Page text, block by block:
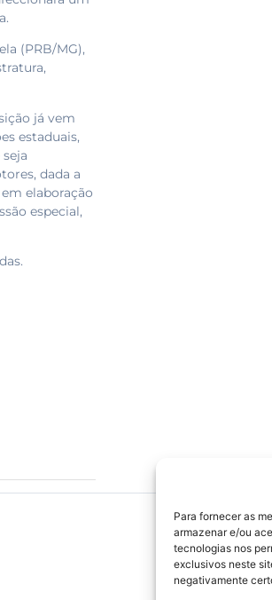
Para fornecer as
armazenar e/ou
tecnologias nos
exclusivos neste
negativamente
(PRB/MG),
já vem
estaduais,
dada a
elaboração
especial,